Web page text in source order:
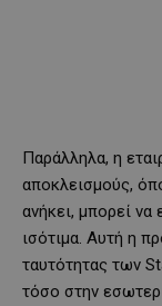
Παράλληλα, η
αποκλεισμούς,
ανήκει, μπορεί να
ισότιμα. Αυτή η
ταυτότητας των
τόσο στην